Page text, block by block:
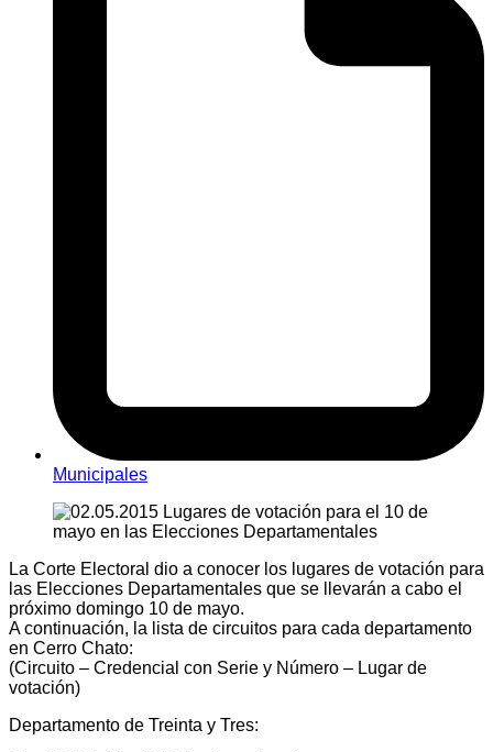
Municipales
La Corte Electoral dio a conocer los lugares de votación para
las Elecciones Departamentales que se llevarán a cabo el
próximo domingo 10 de mayo.
A continuación, la lista de circuitos para cada departamento
en Cerro Chato:
(Circuito – Credencial con Serie y Número – Lugar de
votación)
Departamento de Treinta y Tres: